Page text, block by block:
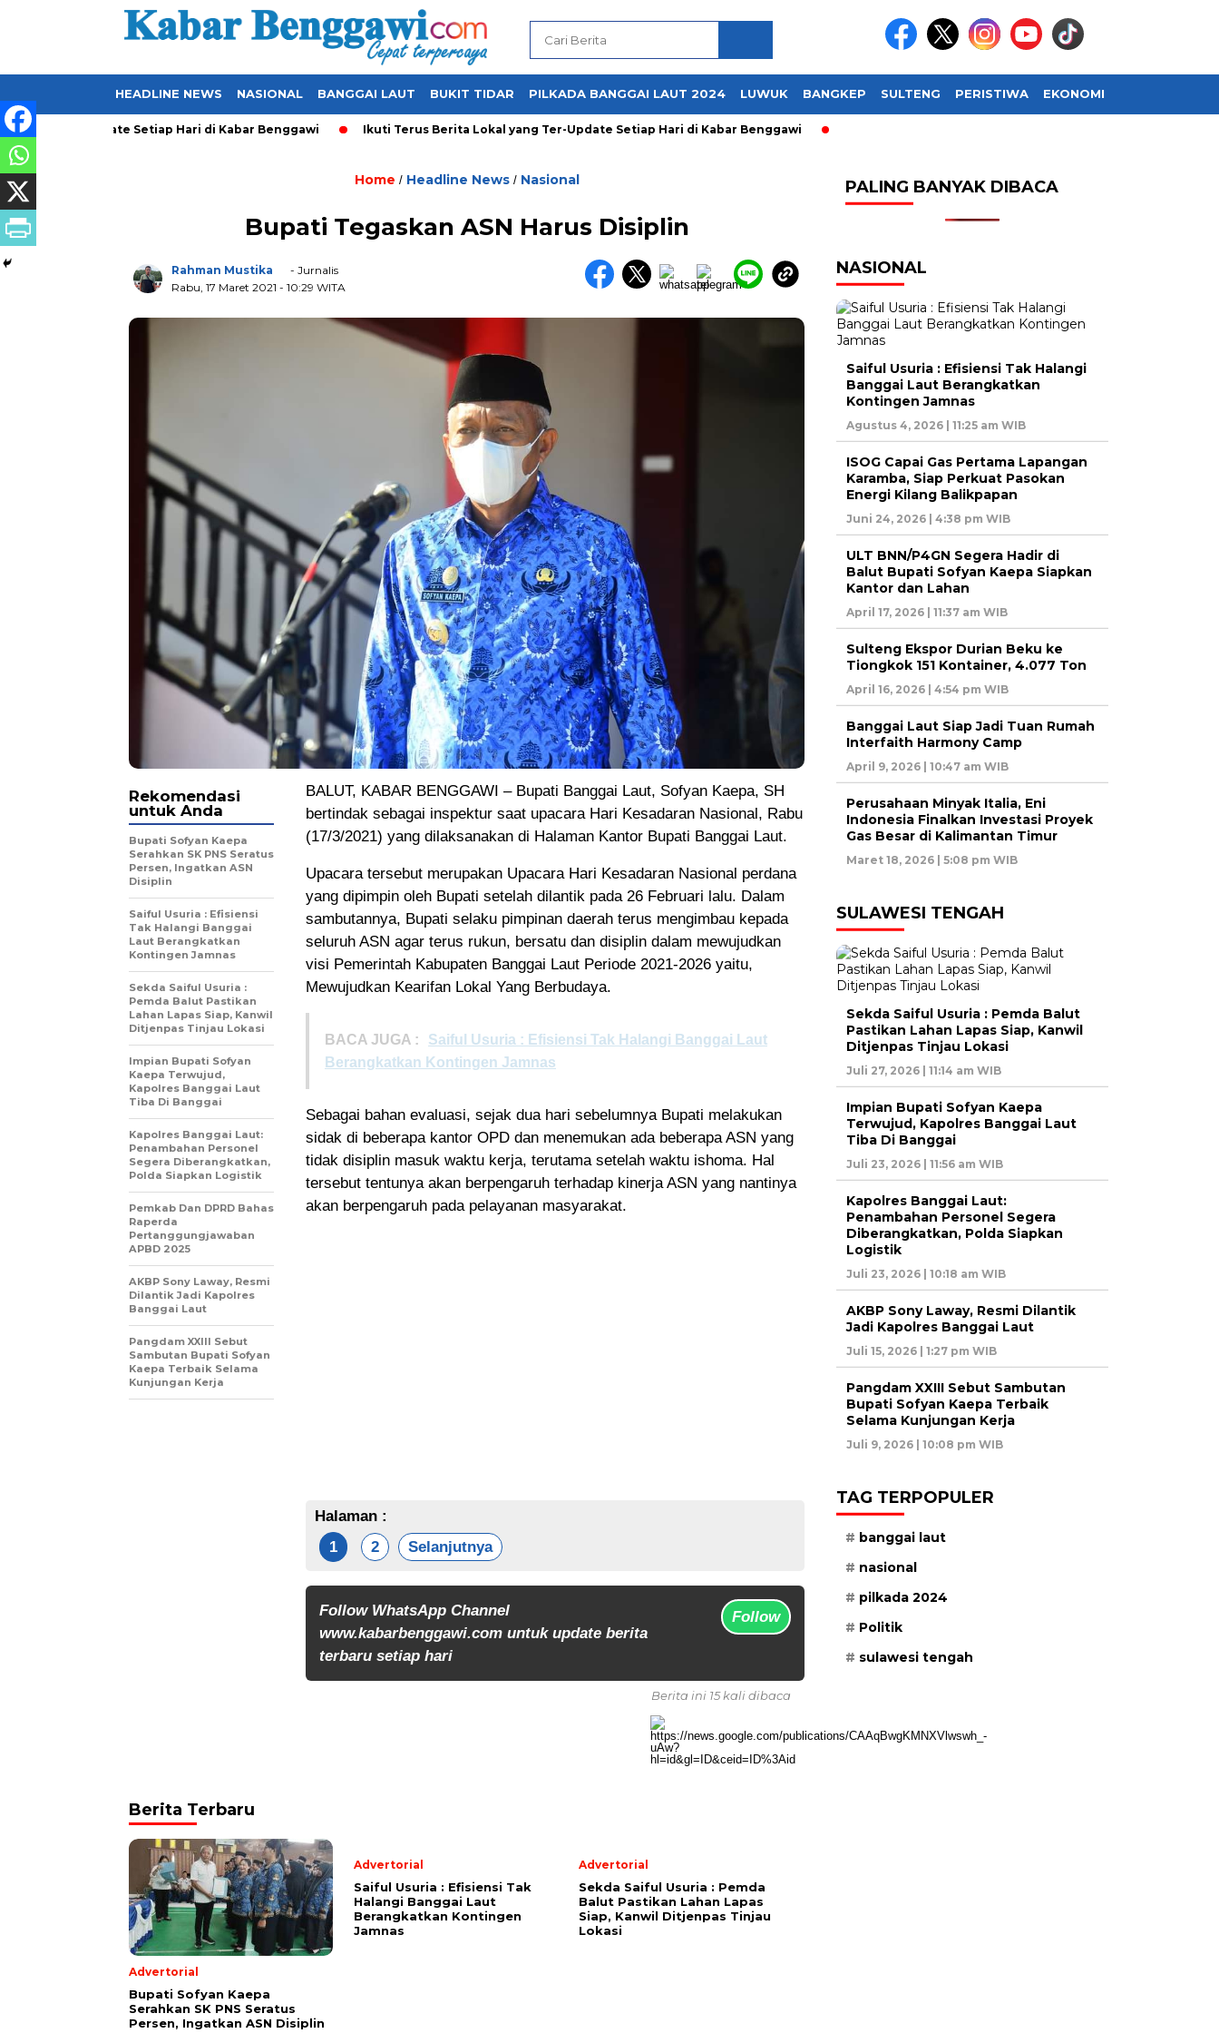
HEADLINE NEWS NASIONAL BANGGAI LAUT BUKIT TIDAR PILKADA BANGGAI LAUT 2024 LUWUK BANGKEP SULTENG PERISTIWA EKONOMI
Ter-Update Setiap Hari di Kabar Benggawi Ikuti Terus Berita Lokal yang Ter-Update Setiap Hari di Kabar Benggawi
Home / Headline News/ Nasional
Bupati Tegaskan ASN Harus Disiplin
Rahman Mustika
- Jurnalis
Rabu, 17 Maret 2021 - 10:29 WITA
BALUT, KABAR BENGGAWI – Bupati Banggai Laut, Sofyan Kaepa, SH
bertindak sebagai inspektur saat upacara Hari Kesadaran Nasional, Rabu
(17/3/2021) yang dilaksanakan di Halaman Kantor Bupati Banggai Laut.
Upacara tersebut merupakan Upacara Hari Kesadaran Nasional perdana
yang dipimpin oleh Bupati setelah dilantik pada 26 Februari lalu. Dalam
sambutannya, Bupati selaku pimpinan daerah terus mengimbau kepada
seluruh ASN agar terus rukun, bersatu dan disiplin dalam mewujudkan
visi Pemerintah Kabupaten Banggai Laut Periode 2021-2026 yaitu,
Mewujudkan Kearifan Lokal Yang Berbudaya.
BACA JUGA :
Saiful Usuria : Efisiensi Tak Halangi Banggai Laut
Berangkatkan Kontingen Jamnas
Sebagai bahan evaluasi, sejak dua hari sebelumnya Bupati melakukan
sidak di beberapa kantor OPD dan menemukan ada beberapa ASN yang
tidak disiplin masuk waktu kerja, terutama setelah waktu ishoma. Hal
tersebut tentunya akan berpengaruh terhadap kinerja ASN yang nantinya
akan berpengaruh pada pelayanan masyarakat.
Halaman :
1
2 Selanjutnya
Follow WhatsApp Channel
www.kabarbenggawi.com untuk update berita
terbaru setiap hari
Follow
Rekomendasi
untuk Anda
Bupati Sofyan Kaepa
Serahkan SK PNS Seratus
Persen, Ingatkan ASN
Disiplin
Saiful Usuria : Efisiensi
Tak Halangi Banggai
Laut Berangkatkan
Kontingen Jamnas
Sekda Saiful Usuria :
Pemda Balut Pastikan
Lahan Lapas Siap, Kanwil
Ditjenpas Tinjau Lokasi
Impian Bupati Sofyan
Kaepa Terwujud,
Kapolres Banggai Laut
Tiba Di Banggai
Kapolres Banggai Laut:
Penambahan Personel
Segera Diberangkatkan,
Polda Siapkan Logistik
Pemkab Dan DPRD Bahas
Raperda
Pertanggungjawaban
APBD 2025
AKBP Sony Laway, Resmi
Dilantik Jadi Kapolres
Banggai Laut
Pangdam XXIII Sebut
Sambutan Bupati Sofyan
Kaepa Terbaik Selama
Kunjungan Kerja
Berita ini 15 kali dibaca
Berita Terbaru
Advertorial
Bupati Sofyan Kaepa
Serahkan SK PNS Seratus
Persen, Ingatkan ASN Disiplin
Advertorial
Saiful Usuria : Efisiensi Tak
Halangi Banggai Laut
Berangkatkan Kontingen
Jamnas
Advertorial
Sekda Saiful Usuria : Pemda
Balut Pastikan Lahan Lapas
Siap, Kanwil Ditjenpas Tinjau
Lokasi
PALING BANYAK DIBACA
NASIONAL
Saiful Usuria : Efisiensi Tak Halangi
Banggai Laut Berangkatkan
Kontingen Jamnas
Agustus 4, 2026 | 11:25 am WIB
ISOG Capai Gas Pertama Lapangan
Karamba, Siap Perkuat Pasokan
Energi Kilang Balikpapan
Juni 24, 2026 | 4:38 pm WIB
ULT BNN/P4GN Segera Hadir di
Balut Bupati Sofyan Kaepa Siapkan
Kantor dan Lahan
April 17, 2026 | 11:37 am WIB
Sulteng Ekspor Durian Beku ke
Tiongkok 151 Kontainer, 4.077 Ton
April 16, 2026 | 4:54 pm WIB
Banggai Laut Siap Jadi Tuan Rumah
Interfaith Harmony Camp
April 9, 2026 | 10:47 am WIB
Perusahaan Minyak Italia, Eni
Indonesia Finalkan Investasi Proyek
Gas Besar di Kalimantan Timur
Maret 18, 2026 | 5:08 pm WIB
SULAWESI TENGAH
Sekda Saiful Usuria : Pemda Balut
Pastikan Lahan Lapas Siap, Kanwil
Ditjenpas Tinjau Lokasi
Juli 27, 2026 | 11:14 am WIB
Impian Bupati Sofyan Kaepa
Terwujud, Kapolres Banggai Laut
Tiba Di Banggai
Juli 23, 2026 | 11:56 am WIB
Kapolres Banggai Laut:
Penambahan Personel Segera
Diberangkatkan, Polda Siapkan
Logistik
Juli 23, 2026 | 10:18 am WIB
AKBP Sony Laway, Resmi Dilantik
Jadi Kapolres Banggai Laut
Juli 15, 2026 | 1:27 pm WIB
Pangdam XXIII Sebut Sambutan
Bupati Sofyan Kaepa Terbaik
Selama Kunjungan Kerja
Juli 9, 2026 | 10:08 pm WIB
TAG TERPOPULER
banggai laut
nasional
pilkada 2024
Politik
sulawesi tengah